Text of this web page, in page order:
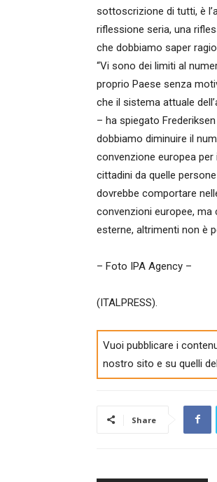
sottoscrizione di tutti, è
riflessione seria, una
che dobbiamo saper
“Vi sono dei limiti al
proprio Paese senza
che il sistema attuale
– ha spiegato
dobbiamo diminuire il
convenzione europea
cittadini da quelle
dovrebbe comportare
convenzioni europee,
esterne, altrimenti non è
– Foto IPA Agency –
(ITALPRESS).
Vuoi pubblicare i
nostro sito e su quelli
Share